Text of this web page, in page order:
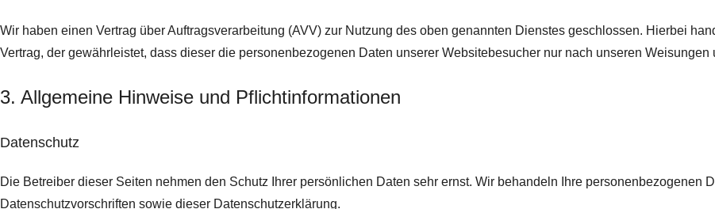
Wir haben einen Vertrag über Auftragsverarbeitung (AVV) zur Nutzung des oben genannten Dienstes geschlossen. Hierbei
Vertrag, der gewährleistet, dass dieser die personenbezogenen Daten unserer Websitebesucher nur nach unseren
3. Allgemeine Hinweise und Pflicht­informationen
Datenschutz
Die Betreiber dieser Seiten nehmen den Schutz Ihrer persönlichen Daten sehr ernst. Wir behandeln Ihre personenbezogenen
Datenschutzvorschriften sowie dieser Datenschutzerklärung.